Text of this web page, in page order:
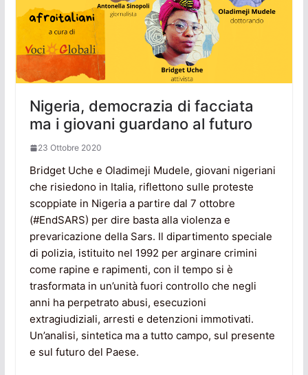
Nigeria, democrazia di facciata
ma i giovani guardano al futuro
23 Ottobre 2020
Bridget Uche e Oladimeji Mudele, giovani nigeriani
che risiedono in Italia, riflettono sulle proteste
scoppiate in Nigeria a partire dal 7 ottobre
(#EndSARS) per dire basta alla violenza e
prevaricazione della Sars. Il dipartimento speciale
di polizia, istituito nel 1992 per arginare crimini
come rapine e rapimenti, con il tempo si è
trasformata in un’unità fuori controllo che negli
anni ha perpetrato abusi, esecuzioni
extragiudiziali, arresti e detenzioni immotivati.
Un’analisi, sintetica ma a tutto campo, sul presente
e sul futuro del Paese.